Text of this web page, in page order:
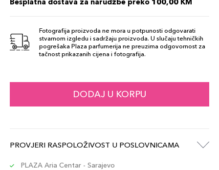
Fotografija proizvoda ne mora u potpunosti odgovarati
stvarnom izgledu i sadržaju proizvoda. U slučaju tehničkih
pogrešaka Plaza parfumerija ne preuzima odgovornost za
tačnost prikazanih cijena i fotografija.
DODAJ U KORPU
PROVJERI RASPOLOŽIVOST U POSLOVNICAMA
PLAZA Aria Centar - Sarajevo